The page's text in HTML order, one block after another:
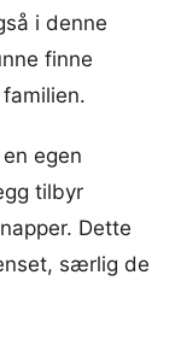
i denne
finne
egen
tilbyr
Dette
særlig de